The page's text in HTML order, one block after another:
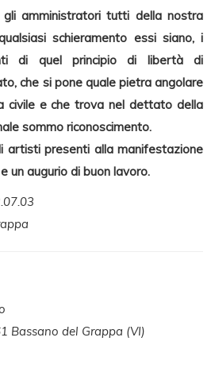
gli amministratori tutti della nostra
schieramento essi siano, i
di quel principio di libertà di
che si pone quale pietra angolare
civile e che trova nel dettato della
sommo riconoscimento.
artisti presenti alla manifestazione
un augurio di buon lavoro.
Bassano del Grappa (VI)